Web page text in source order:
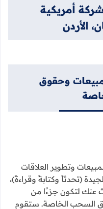
أمريكية
الأردن
وحقوق
وتطوير العلاقات
(تحدثاً وكتابةً وقراءةً)،
عنك لتكون جزءًا من
السحب الخاصة. ستقوم